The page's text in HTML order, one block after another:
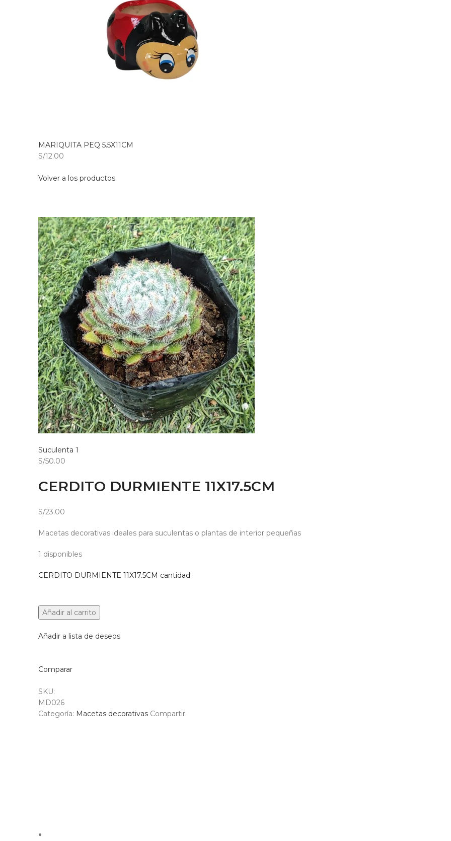
MARIQUITA PEQ 5.5X11CM
S/12.00
Volver a los productos
Suculenta 1
S/50.00
CERDITO DURMIENTE 11X17.5CM
S/23.00
Macetas decorativas ideales para suculentas o plantas de interior pequeñas
1 disponibles
CERDITO DURMIENTE 11X17.5CM cantidad
Añadir al carrito
Añadir a lista de deseos
Comparar
SKU:
MD026
Categoría: Macetas decorativas Compartir: